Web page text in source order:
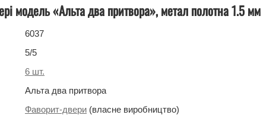
модель «Альта два притвора», метал полотна 1.5 мм
6037
5/5
6 шт.
Альта два притвора
Фаворит-двери (власне виробництво)